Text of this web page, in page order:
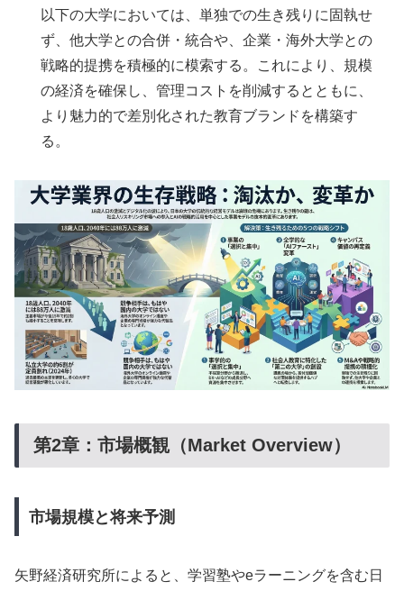
以下の大学においては、単独での生き残りに固執せ
ず、他大学との合併・統合や、企業・海外大学との
戦略的提携を積極的に模索する。これにより、規模
の経済を確保し、管理コストを削減するとともに、
より魅力的で差別化された教育ブランドを構築す
る。
第2章：市場概観（Market Overview）
市場規模と将来予測
矢野経済研究所によると、学習塾やeラーニングを含む日